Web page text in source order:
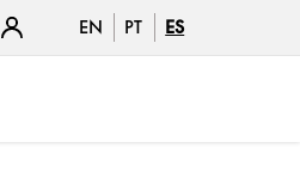
EN PT ES